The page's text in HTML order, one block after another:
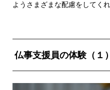
ようさまざまな配慮をしてくれ
仏事支援員の体験（１